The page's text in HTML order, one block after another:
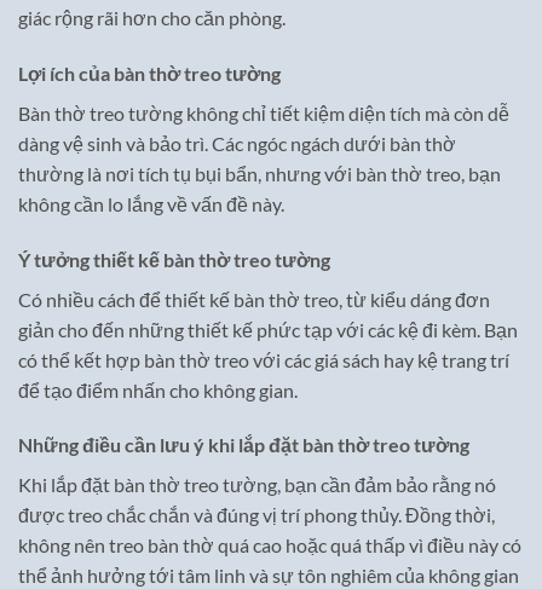
giác rộng rãi hơn cho căn phòng.
Lợi ích của bàn thờ treo tường
Bàn thờ treo tường không chỉ tiết kiệm diện tích mà còn dễ
dàng vệ sinh và bảo trì. Các ngóc ngách dưới bàn thờ
thường là nơi tích tụ bụi bẩn, nhưng với bàn thờ treo, bạn
không cần lo lắng về vấn đề này.
Ý tưởng thiết kế bàn thờ treo tường
Có nhiều cách để thiết kế bàn thờ treo, từ kiểu dáng đơn
giản cho đến những thiết kế phức tạp với các kệ đi kèm. Bạn
có thể kết hợp bàn thờ treo với các giá sách hay kệ trang trí
để tạo điểm nhấn cho không gian.
Những điều cần lưu ý khi lắp đặt bàn thờ treo tường
Khi lắp đặt bàn thờ treo tường, bạn cần đảm bảo rằng nó
được treo chắc chắn và đúng vị trí phong thủy. Đồng thời,
không nên treo bàn thờ quá cao hoặc quá thấp vì điều này có
thể ảnh hưởng tới tâm linh và sự tôn nghiêm của không gian